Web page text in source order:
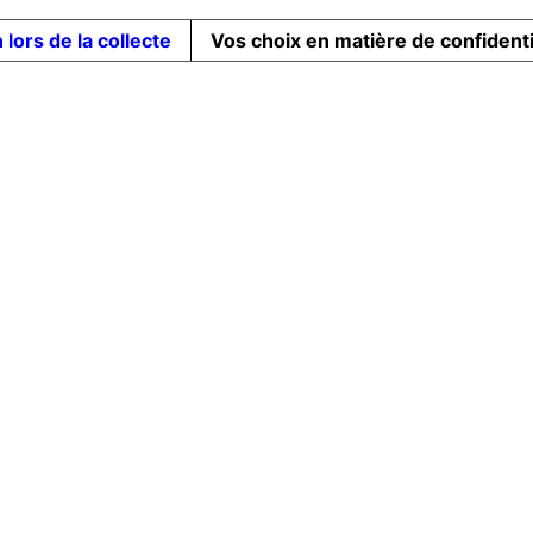
lors de la collecte Vos choix en matière de